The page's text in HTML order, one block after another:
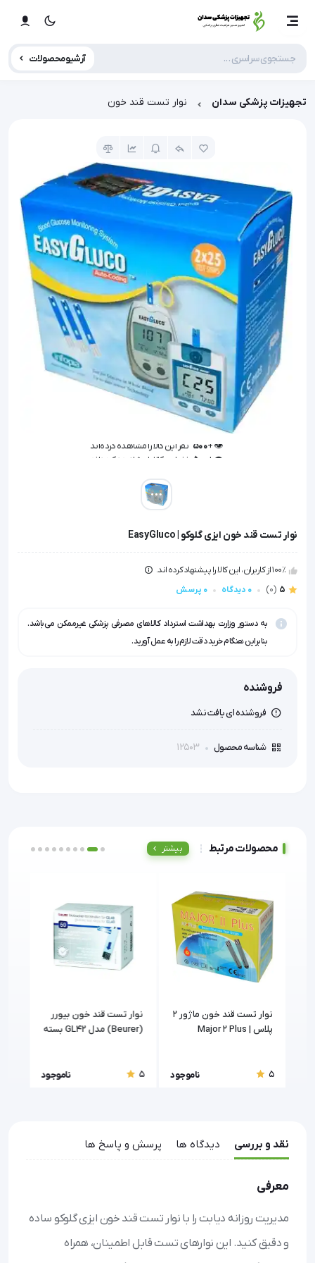
آرشیو محصولات
تجهیزات پزشکی سدان نوار تست قند خون
👁️ +
500 نفر این کالا را مشاهده کرده‌اند
نوار تست قند خون ایزی گلوکو | EasyGluco
100٪ از کاربران، این کالا را پیشنهاد کرده اند.
5
(0) 0 دیدگاه 0 پرسش
به دستور وزارت بهداشت استرداد کالاهای مصرفی پزشکی غیرممکن می‌باشد.
بنابراین هنگام خرید دقت لازم را به عمل آورید.
فروشنده
فروشنده ای یافت نشد
شناسه محصول 12503
محصولات مرتبط بیشتر
نوار تست قند خون ماژور 2
پلاس | Major 2 Plus
5 ناموجود
نوار تست قند خون بیورر
(Beurer) مدل GL42 بسته
5 ناموجود
نقد و بررسی دیدگاه ها پرسش و پاسخ ها
معرفی
مدیریت روزانه دیابت را با نوار تست قند خون ایزی گلوکو ساده
و دقیق کنید. این نوارهای تست قابل اطمینان، همراه